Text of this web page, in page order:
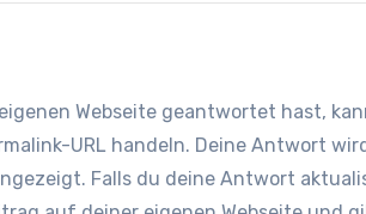
Webseite geantwortet hast,
URL handeln. Deine Antwort
Falls du deine Antwort